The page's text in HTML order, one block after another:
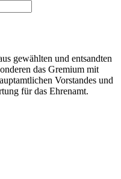
gewählten und entsandten
das Gremium mit
Vorstandes und
für das Ehrenamt.